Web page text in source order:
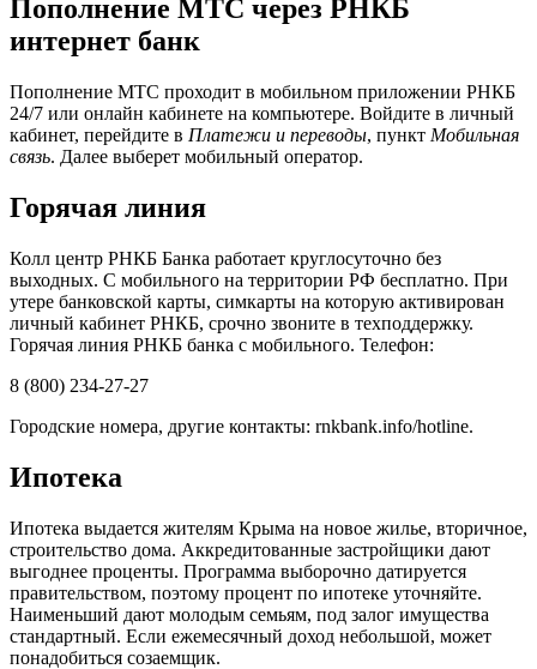
Пополнение МТС через РНКБ
интернет банк
Пополнение МТС проходит в мобильном приложении РНКБ
24/7 или онлайн кабинете на компьютере. Войдите в личный
кабинет, перейдите в Платежи и переводы, пункт Мобильная
связь. Далее выберет мобильный оператор.
Горячая линия
Колл центр РНКБ Банка работает круглосуточно без
выходных. С мобильного на территории РФ бесплатно. При
утере банковской карты, симкарты на которую активирован
личный кабинет РНКБ, срочно звоните в техподдержку.
Горячая линия РНКБ банка с мобильного. Телефон:
8 (800) 234-27-27
Городские номера, другие контакты: rnkbank.info/hotline.
Ипотека
Ипотека выдается жителям Крыма на новое жилье, вторичное,
строительство дома. Аккредитованные застройщики дают
выгоднее проценты. Программа выборочно датируется
правительством, поэтому процент по ипотеке уточняйте.
Наименьший дают молодым семьям, под залог имущества
стандартный. Если ежемесячный доход небольшой, может
понадобиться созаемщик.